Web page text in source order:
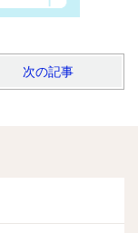
次の記事